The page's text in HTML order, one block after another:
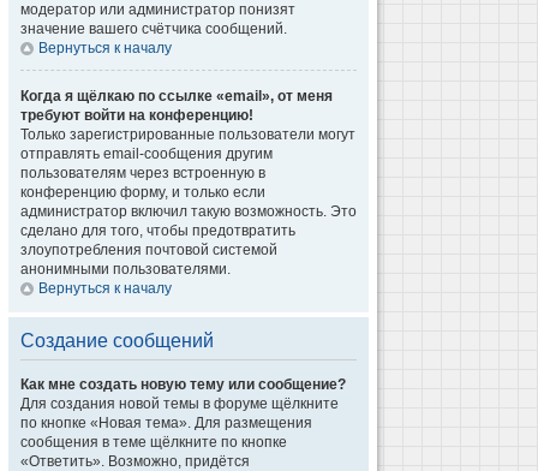
модератор или администратор понизят
значение вашего счётчика сообщений.
Вернуться к началу
Когда я щёлкаю по ссылке «email», от меня
требуют войти на конференцию!
Только зарегистрированные пользователи могут
отправлять email-сообщения другим
пользователям через встроенную в
конференцию форму, и только если
администратор включил такую возможность. Это
сделано для того, чтобы предотвратить
злоупотребления почтовой системой
анонимными пользователями.
Вернуться к началу
Создание сообщений
Как мне создать новую тему или сообщение?
Для создания новой темы в форуме щёлкните
по кнопке «Новая тема». Для размещения
сообщения в теме щёлкните по кнопке
«Ответить». Возможно, придётся